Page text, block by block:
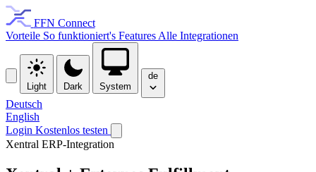
FFN Connect
Vorteile So funktioniert's Features Alle Integrationen
Light Dark System
de
Deutsch
English
Login Kostenlos testen
Xentral ERP-Integration